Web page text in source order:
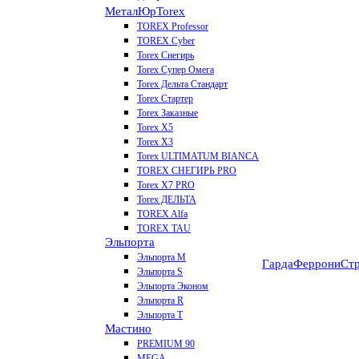
МеталЮрTorex
TOREX Professor
TOREX Cyber
Torex Снегирь
Torex Супер Омега
Torex Дельта Стандарт
Torex Стартер
Torex Заказные
Torex Х5
Torex Х3
Torex ULTIMATUM BIANCA
TOREX СНЕГИРЬ PRO
Torex X7 PRO
Torex ДЕЛЬТА
TOREX Alfa
TOREX TAU
Эльпорта
Эльпорта M
Эльпорта S
Эльпорта Эконом
Эльпорта R
Эльпорта Т
Мастино
PREMIUM 90
ГардаФеррони